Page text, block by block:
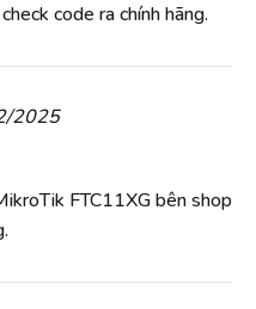
code ra chính hãng.
2025
FTC11XG bên shop